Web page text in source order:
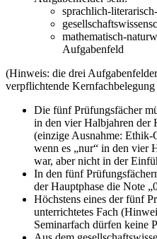
sprachlich-
mathematisch-
Aufgabenfeld
(Hinweis: die drei
verpflichtende Kernfachbelegung
Die fünf Prüfungsfächer
in den vier Halbjahren der
(einzige Ausnahme: Ethik-
wenn es „nur“ in den vier
war, aber nicht in der
In den fünf
der Hauptphase die Note
Höchstens eines der fünf
unterrichtetes Fach
Seminarfach dürfen keine